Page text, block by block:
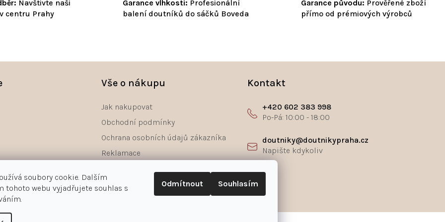
soubory cookie. Dalším
tohoto webu vyjadřujete souhlas s
Odmítnout Souhlasím
Navštivte naši
centru Prahy
Garance vlhkosti: Profesionální
balení doutníků do sáčků Boveda
Garance původu: Prověřené zboží
přímo od prémiových výrobců
Vše o nákupu
Jak nakupovat
Obchodní podmínky
Ochrana osobních údajů zákazníka
Reklamace
Kontakt
+420 602 383 998
doutniky@doutnikypraha.cz